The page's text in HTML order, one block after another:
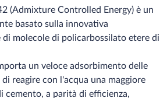
(Admixture Controlled Energy) è un
basato sulla innovativa
di molecole di policarbossilato etere di
un veloce adsorbimento delle
reagire con l'acqua una maggiore
cemento, a parità di efficienza,